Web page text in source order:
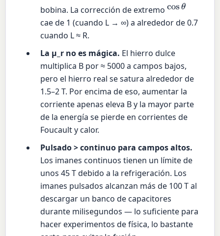
bobina. La corrección de extremocosθ
cae de 1 (cuando L → ∞) a alrededor de 0.7
cuando L ≈ R.
La µ_r no es mágica. El hierro dulce
multiplica B por ≈ 5000 a campos bajos,
pero el hierro real se satura alrededor de
1.5–2 T. Por encima de eso, aumentar la
corriente apenas eleva B y la mayor parte
de la energía se pierde en corrientes de
Foucault y calor.
Pulsado > continuo para campos altos.
Los imanes continuos tienen un límite de
unos 45 T debido a la refrigeración. Los
imanes pulsados alcanzan más de 100 T al
descargar un banco de capacitores
durante milisegundos — lo suficiente para
hacer experimentos de física, lo bastante